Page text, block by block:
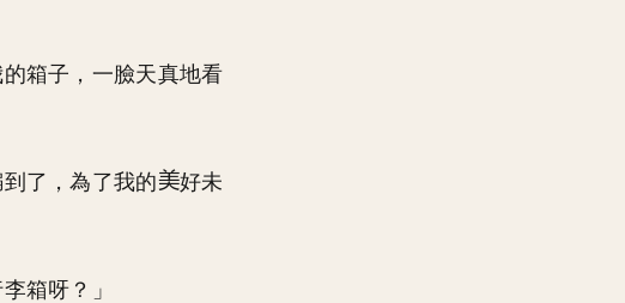
箱子，一臉天真地看
了，為了我的
好未
箱呀？」